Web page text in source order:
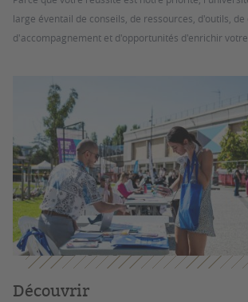
large éventail de conseils, de ressources, d'outils, de
d'accompagnement et d'opportunités d'enrichir votre
Découvrir